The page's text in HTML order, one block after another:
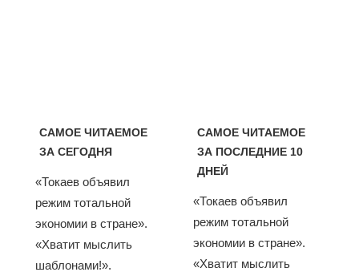
САМОЕ ЧИТАЕМОЕ
ЗА СЕГОДНЯ
«Токаев объявил
режим тотальной
экономии в стране».
«Хватит мыслить
шаблонами!».
САМОЕ ЧИТАЕМОЕ
ЗА ПОСЛЕДНИЕ 10
ДНЕЙ
«Токаев объявил
режим тотальной
экономии в стране».
«Хватит мыслить